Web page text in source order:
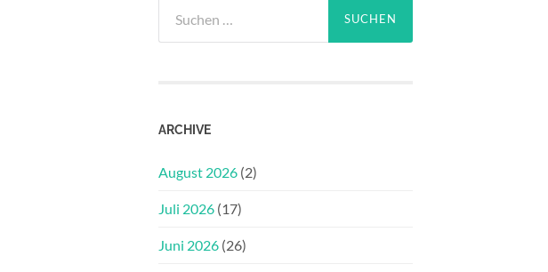
nach:
ARCHIVE
August 2026 (2)
Juli 2026 (17)
Juni 2026 (26)